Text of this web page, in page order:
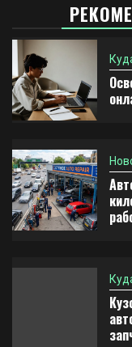
МКАД: виды
3
Куда поехать
Кузовной и
наличие
4
Куда поехать
Детейлинг
километр,
и без
принцип